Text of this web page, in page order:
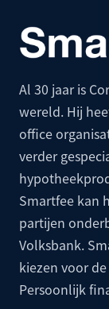
Al 30 jaar is
wereld. Hij
office
verder
Smartfee kan
partijen
Volksbank.
kiezen voor
Persoonlijk